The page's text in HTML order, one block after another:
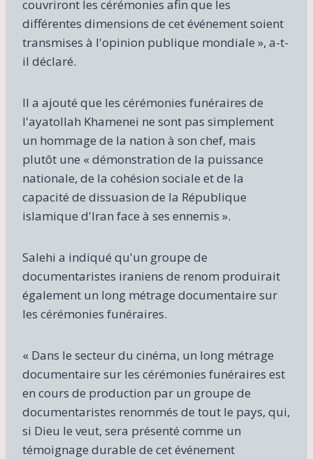
couvriront les cérémonies afin que les
différentes dimensions de cet événement soient
transmises à l'opinion publique mondiale », a-t-
il déclaré.
Il a ajouté que les cérémonies funéraires de
l'ayatollah Khamenei ne sont pas simplement
un hommage de la nation à son chef, mais
plutôt une « démonstration de la puissance
nationale, de la cohésion sociale et de la
capacité de dissuasion de la République
islamique d'Iran face à ses ennemis ».
Salehi a indiqué qu'un groupe de
documentaristes iraniens de renom produirait
également un long métrage documentaire sur
les cérémonies funéraires.
« Dans le secteur du cinéma, un long métrage
documentaire sur les cérémonies funéraires est
en cours de production par un groupe de
documentaristes renommés de tout le pays, qui,
si Dieu le veut, sera présenté comme un
témoignage durable de cet événement